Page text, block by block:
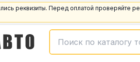
реквизиты. Перед оплатой проверяйте